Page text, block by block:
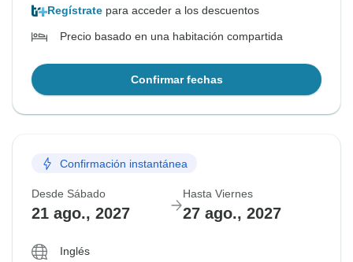
Regístrate para acceder a los descuentos
Precio basado en una habitación compartida
Confirmar fechas
Confirmación instantánea
Desde Sábado
21 ago., 2027
Hasta Viernes
27 ago., 2027
Inglés